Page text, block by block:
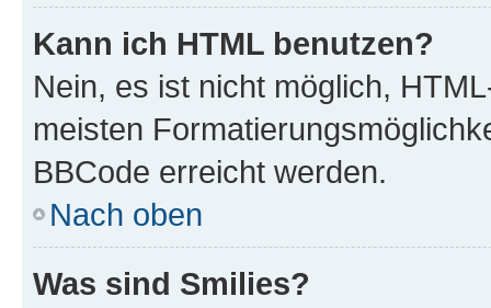
Kann ich HTML benutzen?
Nein, es ist nicht möglich,
meisten
BBCode erreicht werden.
Nach oben
Was sind Smilies?